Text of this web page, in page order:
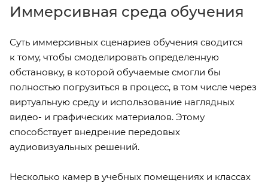
Иммерсивная среда обучения
Суть иммерсивных сценариев обучения сводится
к тому, чтобы смоделировать определенную
обстановку, в которой обучаемые смогли бы
полностью погрузиться в процесс, в том числе через
виртуальную среду и использование наглядных
видео- и графических материалов. Этому
способствует внедрение передовых
аудиовизуальных решений.
Несколько камер в учебных помещениях и классах